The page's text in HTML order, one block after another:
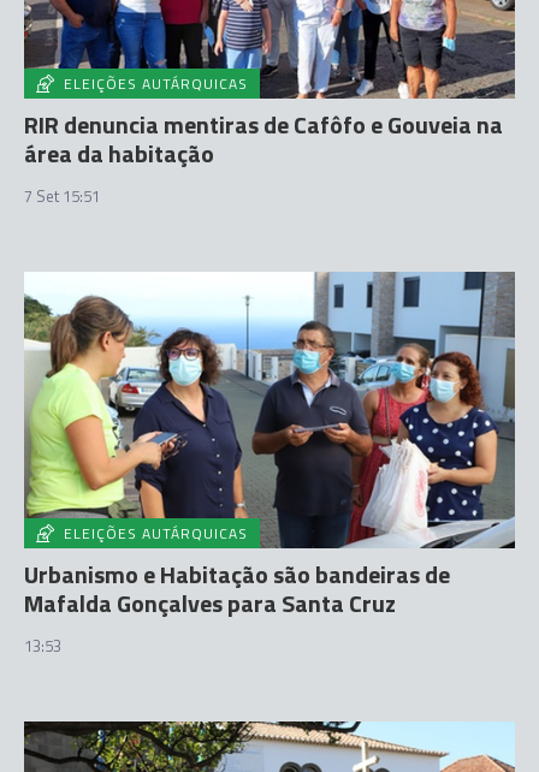
ELEIÇÕES AUTÁRQUICAS
RIR denuncia mentiras de Cafôfo e Gouveia na
área da habitação
7 Set 15:51
ELEIÇÕES AUTÁRQUICAS
Urbanismo e Habitação são bandeiras de
Mafalda Gonçalves para Santa Cruz
13:53